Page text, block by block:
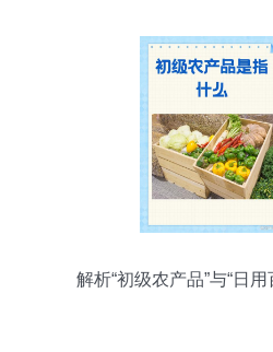
解析“初级农产品”与“日